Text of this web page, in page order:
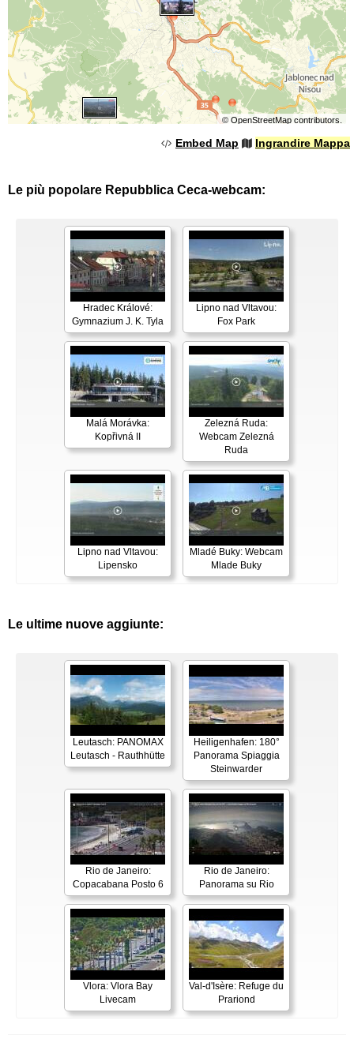
© OpenStreetMapcontributors.
Embed Map Ingrandire Mappa
Le più popolare Repubblica Ceca-webcam:
Hradec Králové:
Gymnazium J. K. Tyla
Lipno nad Vltavou:
Fox Park
Malá Morávka:
Kopřivná II
Zelezná Ruda:
Webcam Zelezná
Ruda
Lipno nad Vltavou:
Lipensko
Mladé Buky: Webcam
Mlade Buky
Le ultime nuove aggiunte:
Leutasch: PANOMAX
Leutasch - Rauthhütte
Heiligenhafen: 180°
Panorama Spiaggia
Steinwarder
Rio de Janeiro:
Copacabana Posto 6
Rio de Janeiro:
Panorama su Rio
Vlora: Vlora Bay
Livecam
Val-d'Isère: Refuge du
Prariond